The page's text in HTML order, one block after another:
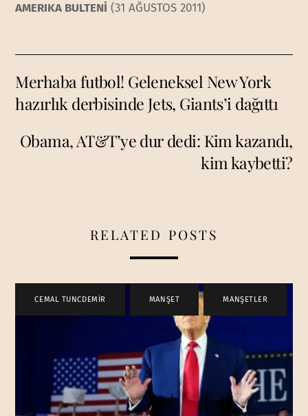
AMERIKA BULTENİ (31 AĞUSTOS 2011)
Merhaba futbol! Geleneksel New York
hazırlık derbisinde Jets, Giants’i dağıttı
Obama, AT&T’ye dur dedi: Kim kazandı,
kim kaybetti?
RELATED POSTS
CEMAL TUNCDEMİR MANŞET , MANŞETLER